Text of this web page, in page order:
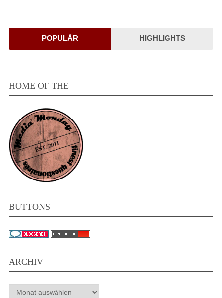
POPULÄR HIGHLIGHTS
HOME OF THE
BUTTONS
ARCHIV
Archiv